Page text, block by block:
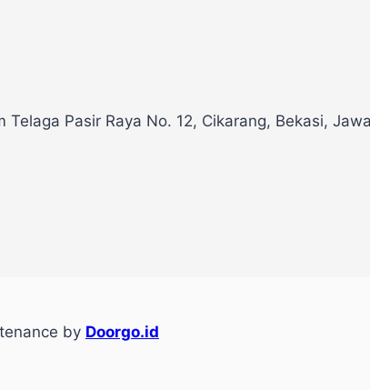
Telaga Pasir Raya No. 12, Cikarang, Bekasi,
by Doorgo.id